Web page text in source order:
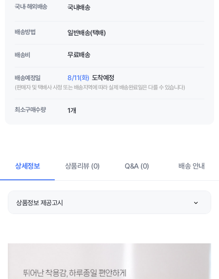
국내·해외배송 국내배송
배송방법 일반배송(택배)
배송비 무료배송
배송예정일 8/11(화) 도착예정
(판매자 및 택배사 사정 또는 배송지역에 따라 실제 배송완료일은 다를 수 있습니다)
최소구매수량 1개
상세정보 상품리뷰 (0) Q&A (0) 배송 안내
상품정보 제공고시
상품 상세설명 참조